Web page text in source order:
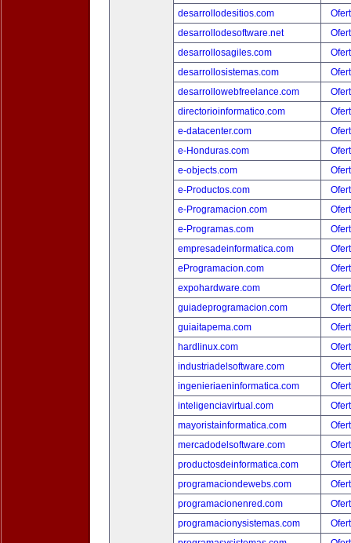
desarrollodesitios.com
desarrollodesoftware.net
desarrollosagiles.com
desarrollosistemas.com
desarrollowebfreelance.com
directorioinformatico.com
e-datacenter.com
e-Honduras.com
e-objects.com
e-Productos.com
e-Programacion.com
e-Programas.com
empresadeinformatica.com
eProgramacion.com
expohardware.com
guiadeprogramacion.com
guiaitapema.com
hardlinux.com
industriadelsoftware.com
ingenieriaeninformatica.com
inteligenciavirtual.com
mayoristainformatica.com
mercadodelsoftware.com
productosdeinformatica.com
programaciondewebs.com
programacionenred.com
programacionysistemas.com